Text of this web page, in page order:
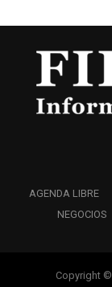
AGENDA LIBRE
NEGOCIOS
Copyright